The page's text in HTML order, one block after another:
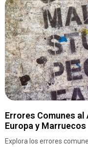
Errores Comunes
Europa y Marruecos
Explora los errores